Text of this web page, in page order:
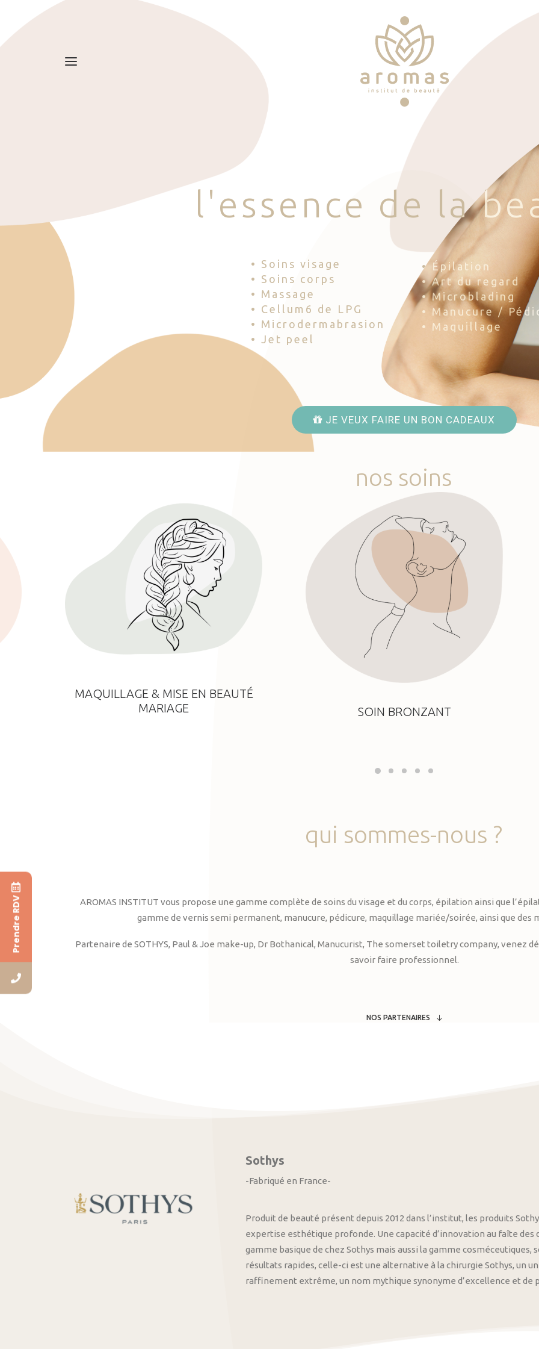
l 'esse nce d e la be
• Soins visage
• Soins corps
• Massage
• Cellum6 de LPG
• Microdermabrasion
• Jet peel
• Épilation
• Art du regard
• Microblading
• Manucure /
• Maquillage
JE VEUX FAIRE UN BON CADEAUX
nos soins
MAQUILLAGE & MISE EN BEAUTÉ
MARIAGE
SOIN BRONZANT
qui sommes-nous ?
AROMAS INSTITUT vous propose une gamme complète de soins du visage et du corps, épilation ainsi que
gamme de vernis semi permanent, manucure, pédicure, maquillage mariée/soirée, ainsi que des
Partenaire de SOTHYS, Paul & Joe make-up, Dr Bothanical, Manucurist, The somerset toiletry company, venez
savoir faire professionnel.
NOS PARTENAIRES
Sothys
-Fabriqué en France-
Produit de beauté présent depuis 2012 dans l’institut, les produits
expertise esthétique profonde. Une capacité d’innovation au faîte
gamme basique de chez Sothys mais aussi la gamme
résultats rapides, celle-ci est une alternative à la chirurgie Sothys, un
raffinement extrême, un nom mythique synonyme d’excellence et de
Prendre RDV